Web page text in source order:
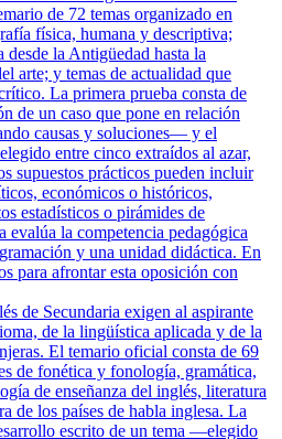
de 72 temas organizado en
física, humana y descriptiva;
la Antigüedad hasta la
arte; y temas de actualidad que
La primera prueba consta de
de un caso que pone en relación
causas y soluciones— y el
entre cinco extraídos al azar,
supuestos prácticos pueden incluir
económicos o históricos,
estadísticos o pirámides de
evalúa la competencia pedagógica
y una unidad didáctica. En
para afrontar esta oposición con
de Secundaria exigen al aspirante
de la lingüística aplicada y de la
El temario oficial consta de 69
de fonética y fonología, gramática,
de enseñanza del inglés, literatura
de los países de habla inglesa. La
escrito de un tema —elegido